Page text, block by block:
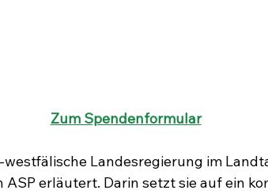
Zum Spendenformular
Landesregierung im
erläutert. Darin setzt sie auf ein